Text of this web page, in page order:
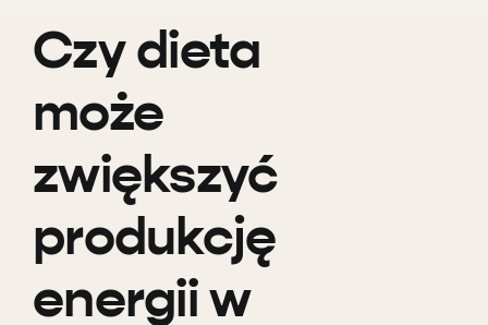
Czy dieta
może
zwiększyć
produkcję
energii w